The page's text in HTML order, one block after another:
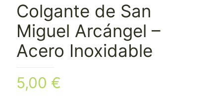
Colgante de San
Miguel Arcángel –
Acero Inoxidable
5,00 €